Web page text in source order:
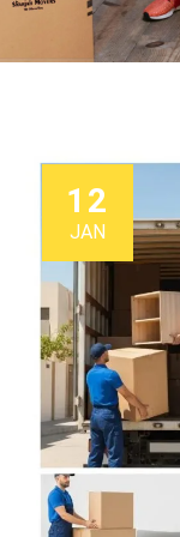
12
JAN